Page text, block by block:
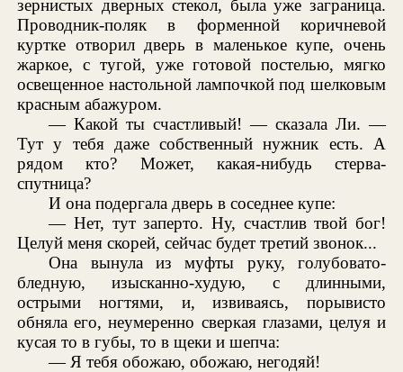
зернистых дверных стекол, была уже заграница.
Проводник-поляк в форменной коричневой
куртке отворил дверь в маленькое купе, очень
жаркое, с тугой, уже готовой постелью, мягко
освещенное настольной лампочкой под шелковым
красным абажуром.
— Какой ты счастливый! — сказала Ли. —
Тут у тебя даже собственный нужник есть. А
рядом кто? Может, какая-нибудь стерва-
спутница?
И она подергала дверь в соседнее купе:
— Нет, тут заперто. Ну, счастлив твой бог!
Целуй меня скорей, сейчас будет третий звонок...
Она вынула из муфты руку, голубовато-
бледную, изысканно-худую, с длинными,
острыми ногтями, и, извиваясь, порывисто
обняла его, неумеренно сверкая глазами, целуя и
кусая то в губы, то в щеки и шепча:
— Я тебя обожаю, обожаю, негодяй!